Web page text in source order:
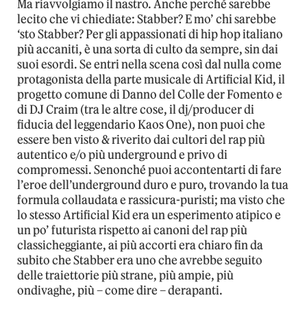
Ma riavvolgiamo il nastro. Anche perché sarebbe
lecito che vi chiediate: Stabber? E mo’ chi sarebbe
‘sto Stabber? Per gli appassionati di hip hop italiano
più accaniti, è una sorta di culto da sempre, sin dai
suoi esordi. Se entri nella scena così dal nulla come
protagonista della parte musicale di Artificial Kid, il
progetto comune di Danno del Colle der Fomento e
di DJ Craim (tra le altre cose, il dj/producer di
fiducia del leggendario Kaos One), non puoi che
essere ben visto & riverito dai cultori del rap più
autentico e/o più underground e privo di
compromessi. Senonché puoi accontentarti di fare
l’eroe dell’underground duro e puro, trovando la tua
formula collaudata e rassicura-puristi; ma visto che
lo stesso Artificial Kid era un esperimento atipico e
un po’ futurista rispetto ai canoni del rap più
classicheggiante, ai più accorti era chiaro fin da
subito che Stabber era uno che avrebbe seguito
delle traiettorie più strane, più ampie, più
ondivaghe, più – come dire – derapanti.